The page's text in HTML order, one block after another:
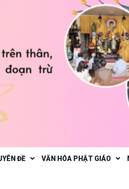
ĐỀ VĂN HÓA PHẬT GIÁO